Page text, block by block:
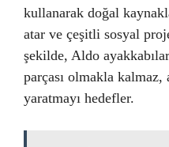
kullanarak doğal
atar ve çeşitli sosyal
şekilde, Aldo
parçası olmakla kalmaz,
yaratmayı hedefler.